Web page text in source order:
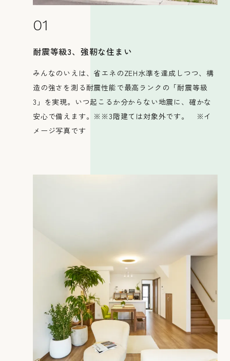
会社概要
01
耐震等級3、強靭な住まい
みんなのいえは、省エネのZEH水準を達成しつつ、構
造の強さを測る耐震性能で最高ランクの「耐震等級
3」を実現。いつ起こるか分からない地震に、確かな
安心で備えます。※※3階建ては対象外です。 ※イ
メージ写真です